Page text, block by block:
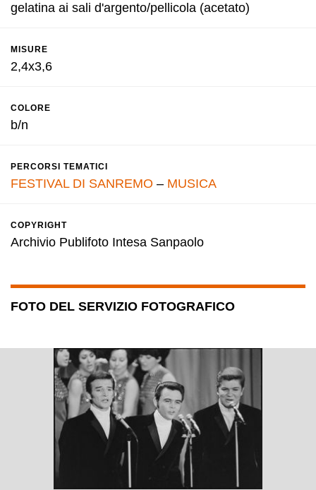
gelatina ai sali d'argento/pellicola (acetato)
MISURE
2,4x3,6
COLORE
b/n
PERCORSI TEMATICI
FESTIVAL DI SANREMO – MUSICA
COPYRIGHT
Archivio Publifoto Intesa Sanpaolo
FOTO DEL SERVIZIO FOTOGRAFICO